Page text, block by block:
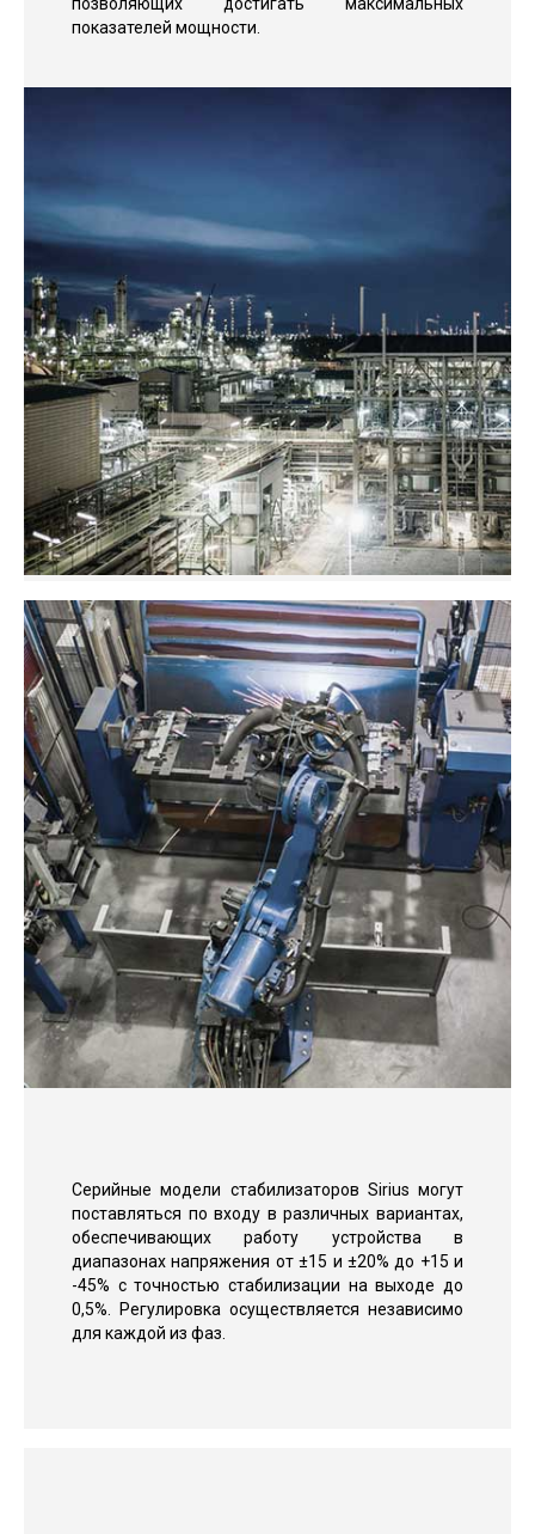
показателей мощности.
Серийные модели стабилизаторов Sirius могут
поставляться по входу в различных вариантах,
обеспечивающих работу устройства в
диапазонах напряжения от ±15 и ±20% до +15 и
-45% с точностью стабилизации на выходе до
0,5%. Регулировка осуществляется независимо
для каждой из фаз.